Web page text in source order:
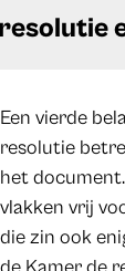
Een vierde
resolutie
het
vlakken vrij
die zin ook